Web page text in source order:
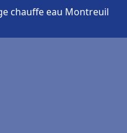
chauffe eau Montreuil